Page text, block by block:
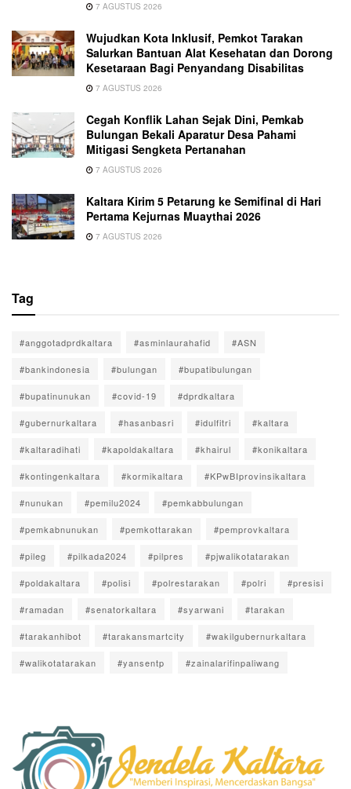
7 AGUSTUS 2026
Wujudkan Kota Inklusif, Pemkot Tarakan
Salurkan Bantuan Alat Kesehatan dan Dorong
Kesetaraan Bagi Penyandang Disabilitas
7 AGUSTUS 2026
Cegah Konflik Lahan Sejak Dini, Pemkab
Bulungan Bekali Aparatur Desa Pahami
Mitigasi Sengketa Pertanahan
7 AGUSTUS 2026
Kaltara Kirim 5 Petarung ke Semifinal di Hari
Pertama Kejurnas Muaythai 2026
7 AGUSTUS 2026
Tag
#anggotadprdkaltara #asminlaurahafid #ASN
#bankindonesia #bulungan #bupatibulungan
#bupatinunukan #covid-19 #dprdkaltara
#gubernurkaltara #hasanbasri #idulfitri #kaltara
#kaltaradihati #kapoldakaltara #khairul #konikaltara
#kontingenkaltara #kormikaltara #KPwBIprovinsikaltara
#nunukan #pemilu2024 #pemkabbulungan
#pemkabnunukan #pemkottarakan #pemprovkaltara
#pileg #pilkada2024 #pilpres #pjwalikotatarakan
#poldakaltara #polisi #polrestarakan #polri #presisi
#ramadan #senatorkaltara #syarwani #tarakan
#tarakanhibot #tarakansmartcity #wakilgubernurkaltara
#walikotatarakan #yansentp #zainalarifinpaliwang